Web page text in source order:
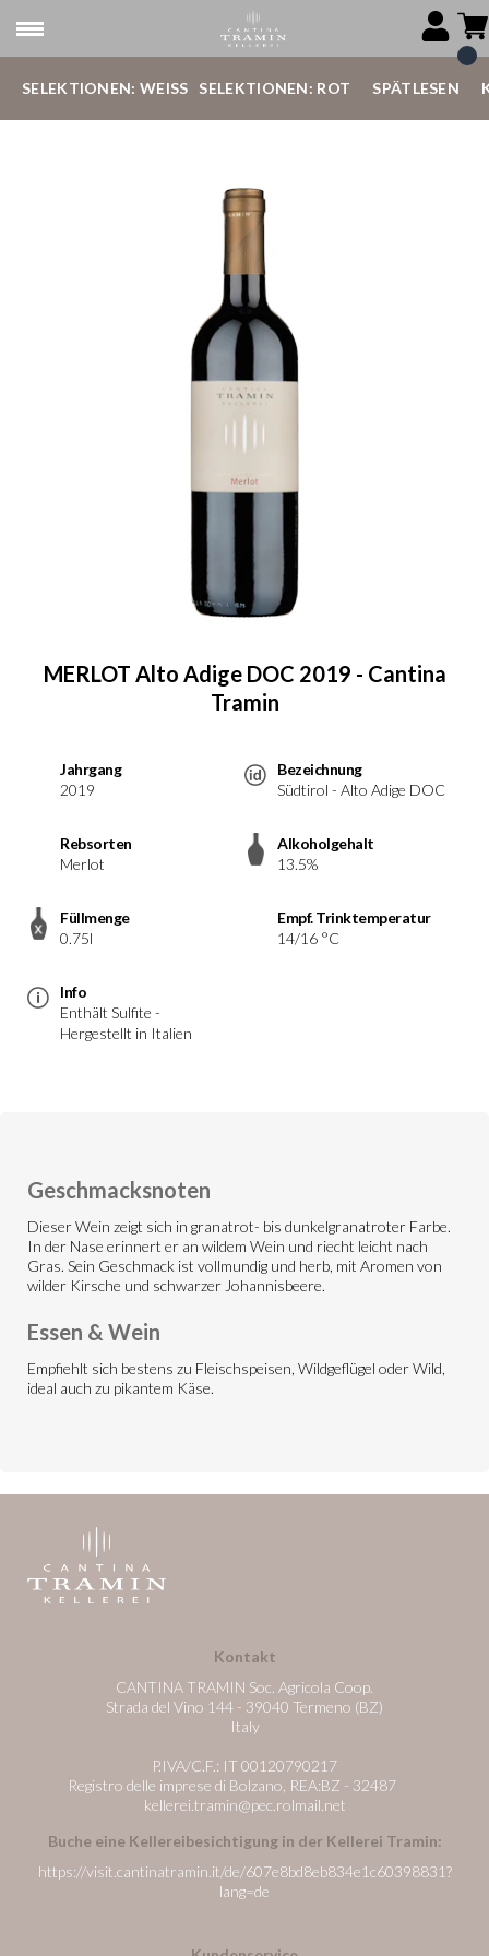
SELEKTIONEN: WEISS SELEKTIONEN: ROT SPÄTLESEN
MERLOT Alto Adige DOC 2019 - Cantina
Tramin
Jahrgang
2019
Bezeichnung
Südtirol - Alto Adige DOC
Rebsorten
Merlot
Alkoholgehalt
13.5%
Füllmenge
0.75l
Empf. Trinktemperatur
14/16 °C
Info
Enthält Sulfite -
Hergestellt in Italien
Geschmacksnoten
Dieser Wein zeigt sich in granatrot- bis dunkelgranatroter Farbe.
In der Nase erinnert er an wildem Wein und riecht leicht nach
Gras. Sein Geschmack ist vollmundig und herb, mit Aromen von
wilder Kirsche und schwarzer Johannisbeere.
Essen & Wein
Empfiehlt sich bestens zu Fleischspeisen, Wildgeflügel oder Wild,
ideal auch zu pikantem Käse.
Kontakt
CANTINA TRAMIN Soc. Agricola Coop.
Strada del Vino 144 - 39040 Termeno (BZ)
Italy
P.IVA/C.F.: IT 00120790217
Registro delle imprese di Bolzano, REA:BZ - 32487
kellerei.tramin@pec.rolmail.net
Buche eine Kellereibesichtigung in der Kellerei Tramin:
https://visit.cantinatramin.it/de/607e8bd8eb834e1c60398831?
lang=de